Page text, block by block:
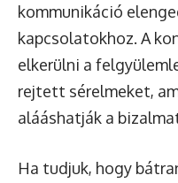
kommunikáció
kapcsolatokhoz. A
elkerülni a
rejtett sérelmeket,
alááshatják a
Ha tudjuk, hogy